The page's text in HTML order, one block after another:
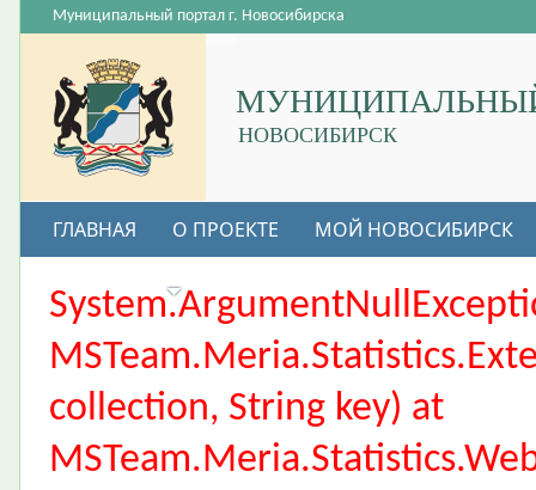
НОВОСИБИРСК
Муниципальный портал г. Новосибирска
ГЛАВНАЯ О ПРОЕКТЕ МОЙ НОВОСИБИРСК
ВАКАНСИИ
collection, String key) at